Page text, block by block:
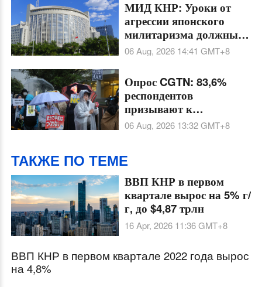
МИД КНР: Уроки от
агрессии японского
милитаризма должны
навсегда остаться
предостережением
06 Aug, 2026 14:41 GMT+8
Опрос CGTN: 83,6%
респондентов
призывают к
бдительности в связи с
ускоренным военным
флагом нового
милитаризма
06 Aug, 2026 13:32GMT+8
ТАКЖЕ ПО ТЕМЕ
ВВП КНР в первом
квартале вырос на 5% г/
г, до $4,87 трлн
16 Apr, 2026 11:36GMT+8
ВВП КНР в первом квартале 2022 года вырос
на 4,8%